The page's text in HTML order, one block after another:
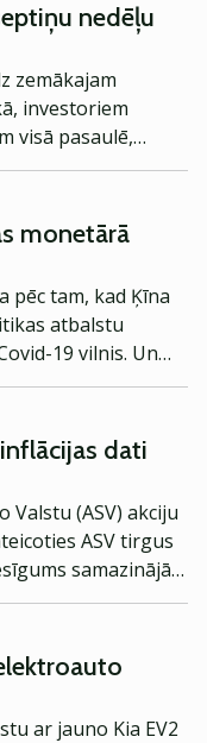
nedēļu
zemākajam
investoriem
visā pasaulē,
Valstu
zero politikas
ekonomikas
monetārā
pēc tam, kad Ķīna
atbalstu
19 vilnis. Un
arī Eiropas fondu
ir augstākas.
dati
Valstu (ASV) akciju
ASV tirgus
samazinājās,
riskus.
ar jauno Kia EV2